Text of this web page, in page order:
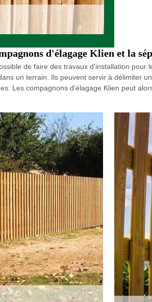
d'élagage Klien et la
de faire des travaux d'installation
un terrain. Ils peuvent servir à délimiter
Les compagnons d'élagage Klien peut